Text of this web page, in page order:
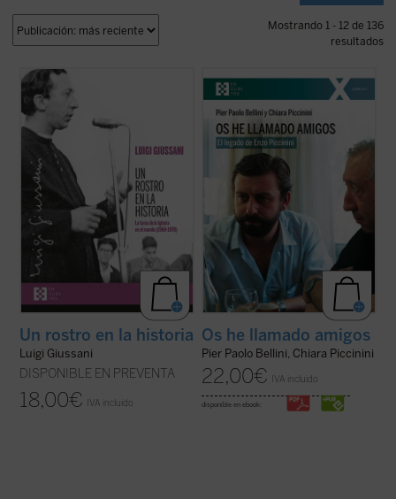
Mostrando 1 - 12 de 136
resultados
En estas conferencias, la voz profética de
Luigi Giussani es capaz de señalar, incluso
en ese momento histórico convulso entre
1969 y 1970, un camino de esperanza y
verdad para el hombre contemporáneo.
rostro en la historia
Un rostro en la historia
Luigi Giussani
DISPONIBLE EN PREVENTA
18,00€ IVA incluido
¿Quién era Enzo Piccinini, el cirujano que
murió trágicamente en un accidente de
Giussani e incansable impulsor de
numerosas iniciativas religiosas, sociales y
culturales en su región de Emilia Romaña y
(ver ficha)
Os he llamado amigos
Pier Paolo Bellini, Chiara Piccinini
22,00€ IVA incluido
disponible en ebook: